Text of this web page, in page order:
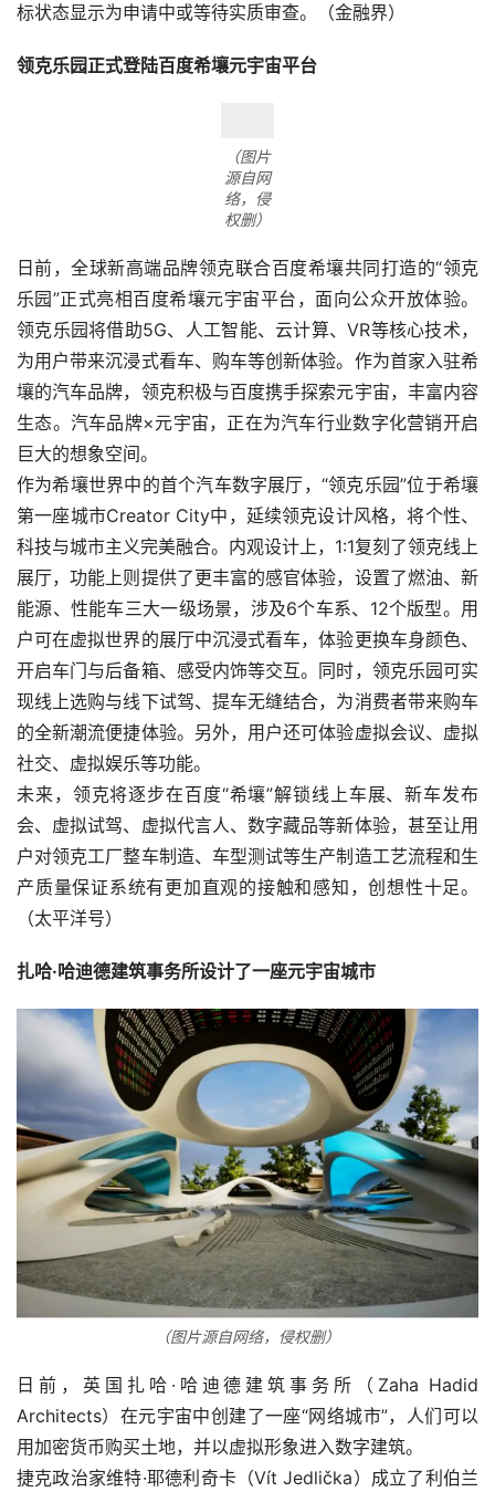
标状态显示为申请中或等待实质审查。（金融界）
领克乐园正式登陆百度希壤元宇宙平台
（图片
源自网
络，侵
权删）
日前，全球新高端品牌领克联合百度希壤共同打造的“领克
乐园”正式亮相百度希壤元宇宙平台，面向公众开放体验。
领克乐园将借助5G、人工智能、云计算、VR等核心技术，
为用户带来沉浸式看车、购车等创新体验。作为首家入驻希
壤的汽车品牌，领克积极与百度携手探索元宇宙，丰富内容
生态。汽车品牌×元宇宙，正在为汽车行业数字化营销开启
巨大的想象空间。
作为希壤世界中的首个汽车数字展厅，“领克乐园”位于希壤
第一座城市Creator City中，延续领克设计风格，将个性、
科技与城市主义完美融合。内观设计上，1:1复刻了领克线上
展厅，功能上则提供了更丰富的感官体验，设置了燃油、新
能源、性能车三大一级场景，涉及6个车系、12个版型。用
户可在虚拟世界的展厅中沉浸式看车，体验更换车身颜色、
开启车门与后备箱、感受内饰等交互。同时，领克乐园可实
现线上选购与线下试驾、提车无缝结合，为消费者带来购车
的全新潮流便捷体验。另外，用户还可体验虚拟会议、虚拟
社交、虚拟娱乐等功能。
未来，领克将逐步在百度“希壤”解锁线上车展、新车发布
会、虚拟试驾、虚拟代言人、数字藏品等新体验，甚至让用
户对领克工厂整车制造、车型测试等生产制造工艺流程和生
产质量保证系统有更加直观的接触和感知，创想性十足。
（太平洋号）
扎哈·哈迪德建筑事务所设计了一座元宇宙城市
（图片源自网络，侵权删）
日前，英国扎哈·哈迪德建筑事务所（Zaha Hadid
Architects）在元宇宙中创建了一座“网络城市”，人们可以
用加密货币购买土地，并以虚拟形象进入数字建筑。
捷克政治家维特·耶德利奇卡（Vít Jedlička）成立了利伯兰